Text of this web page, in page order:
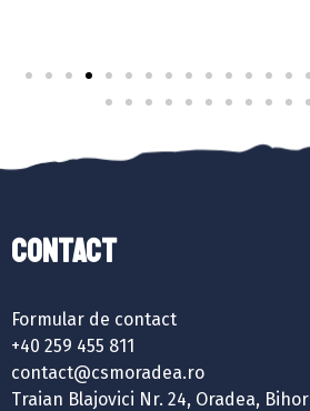
Contact
Formular de contact
+40 259 455 811
contact@csmoradea.ro
Traian Blajovici Nr. 24, Oradea, Bihor